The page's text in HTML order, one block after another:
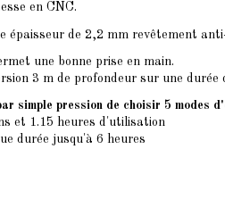
en CNC.
épaisseur de 2,2 mm revêtement
une bonne prise en main.
3 m de profondeur sur une durée
simple pression de choisir 5 modes
et 1.15 heures d'utilisation
durée jusqu'à 6 heures